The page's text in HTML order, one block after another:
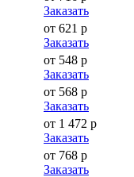
Заказать
от 621 р
Заказать
от 548 р
Заказать
от 568 р
Заказать
от 1 472 р
Заказать
от 768 р
Заказать